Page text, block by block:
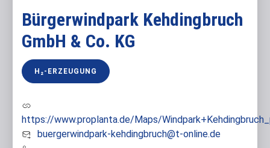
Bürgerwindpark Kehdingbruch
GmbH & Co. KG
H₂-ERZEUGUNG
https://www.proplanta.de/Maps/
buergerwindpark-kehdingbruch@t-online.de